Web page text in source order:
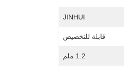
JINHUI
قابلة للتخصيص
1.2 ملم